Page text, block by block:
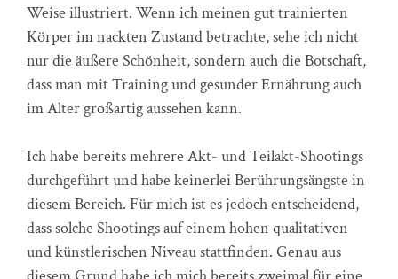
Weise illustriert. Wenn ich meinen gut trainierten
Körper im nackten Zustand betrachte, sehe ich nicht
nur die äußere Schönheit, sondern auch die Botschaft,
dass man mit Training und gesunder Ernährung auch
im Alter großartig aussehen kann.
Ich habe bereits mehrere Akt- und Teilakt-Shootings
durchgeführt und habe keinerlei Berührungsängste in
diesem Bereich. Für mich ist es jedoch entscheidend,
dass solche Shootings auf einem hohen qualitativen
und künstlerischen Niveau stattfinden. Genau aus